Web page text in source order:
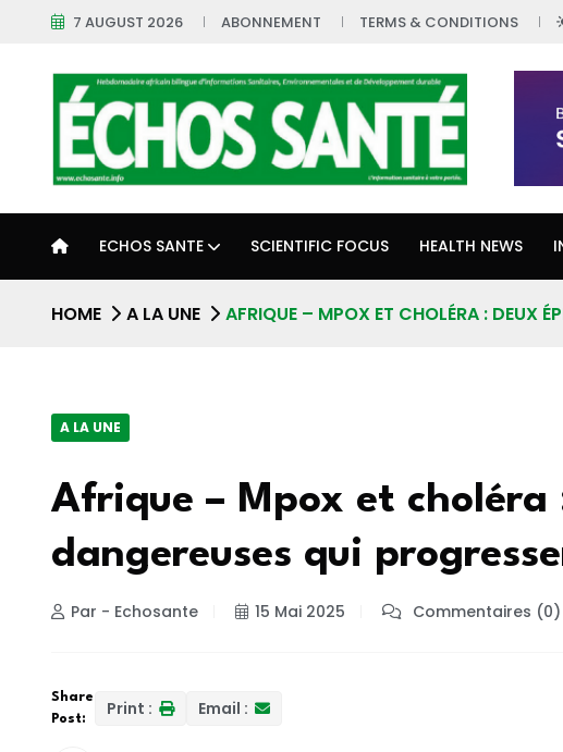
7 AUGUST 2026 ABONNEMENT TERMS & CONDITIONS
ECHOS SANTE SCIENTIFIC FOCUS HEALTH NEWS
HOME A LA UNE AFRIQUE – MPOX ET CHOLÉRA : DEUX
A LA UNE
Afrique – Mpox et choléra
dangereuses qui
Par - Echosante 15 Mai 2025 Commentaires (0)
Share
Post:
Print : Email :